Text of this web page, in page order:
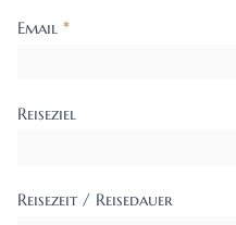
Email *
Reiseziel
Reisezeit / Reisedauer